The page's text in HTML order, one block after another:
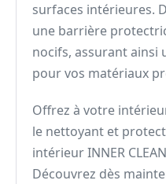
surfaces intérieures.
une barrière
nocifs, assurant
pour vos matériaux
Offrez à votre
le nettoyant et
intérieur INNER
Découvrez dès